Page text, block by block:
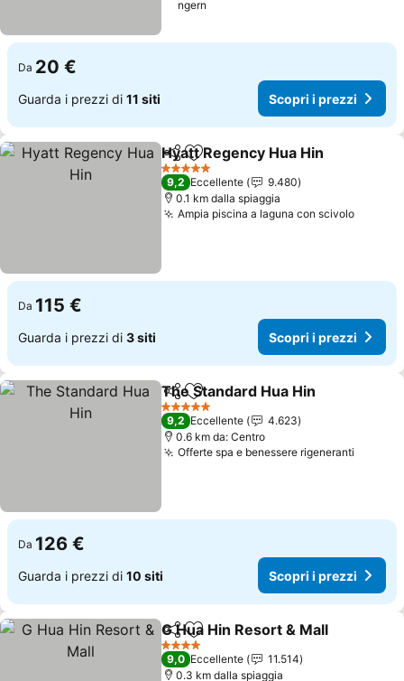
ngern
Da 20 €
Guarda i prezzi di 11 siti Scopri i prezzi
CondividiAggiungi ai preferiti
Hyatt Regency Hua Hin
5 Stelle
9,2 Eccellente
9.480
0.1 km dalla spiaggia
Ampia piscina a laguna con scivolo
Da 115 €
Guarda i prezzi di 3 siti Scopri i prezzi
CondividiAggiungi ai preferiti
The Standard Hua Hin
5 Stelle
9,2 Eccellente
4.623
0.6 km da: Centro
Offerte spa e benessere rigeneranti
Da 126 €
Guarda i prezzi di 10 siti Scopri i prezzi
CondividiAggiungi ai preferiti
G Hua Hin Resort & Mall
4 Stelle
9,0 Eccellente
11.514
0.3 km dalla spiaggia